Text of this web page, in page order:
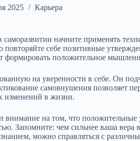
2025 Карьера
саморазвитии начните применять
повторяйте себе позитивные
формировать положительное
на уверенности в себе. Он
самовнушения позволяет
изменений в жизни.
внимание на том, что
Запомните: чем сильнее ваша
можно справляться с